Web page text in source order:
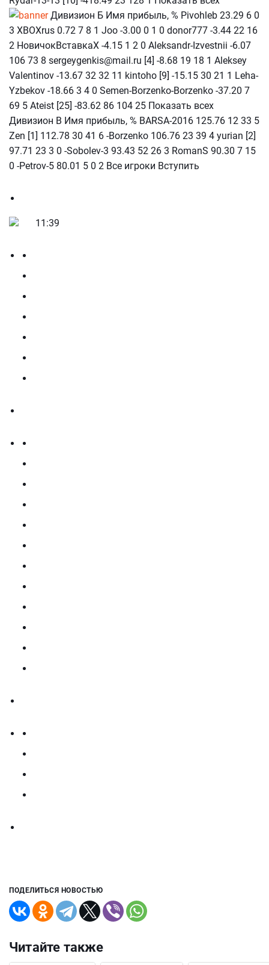
Дивизион Б Имя прибыль, % Pivohleb 23.29 6 0
3 XBOXrus 0.72 7 8 1 Joo -3.00 0 1 0 donor777 -3.44 22 16
2 НовичокВставкаХ -4.15 1 2 0 Aleksandr-Izvestnii -6.07
106 73 8 sergeygenkis@mail.ru [4] -8.68 19 18 1 Aleksey
Valentinov -13.67 32 32 11 kintoho [9] -15.15 30 21 1 Leha-
Yzbekov -18.66 3 4 0 Semen-Borzenko-Borzenko -37.20 7
69 5 Ateist [25] -83.62 86 104 25 Показать всех
Дивизион В Имя прибыль, % BARSA-2016 125.76 12 33 5
Zen [1] 112.78 30 41 6 -Borzenko 106.76 23 39 4 yurian [2]
97.71 23 3 0 -Sobolev-3 93.43 52 26 3 RomanS 90.30 7 15
0 -Petrov-5 80.01 5 0 2 Все игроки Вступить
11:39
ПОДЕЛИТЬСЯ НОВОСТЬЮ
Читайте также